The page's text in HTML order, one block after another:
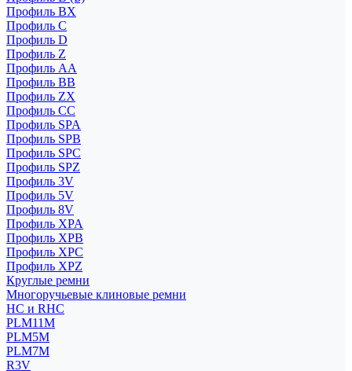
Профиль BX
Профиль C
Профиль D
Профиль Z
Профиль АА
Профиль BB
Профиль ZX
Профиль CC
Профиль SPA
Профиль SPB
Профиль SPC
Профиль SPZ
Профиль 3V
Профиль 5V
Профиль 8V
Профиль XPA
Профиль XPB
Профиль XPC
Профиль XPZ
Круглые ремни
Многоручьевые клиновые ремни
HC и RHC
PLM11M
PLM5M
PLM7M
R3V